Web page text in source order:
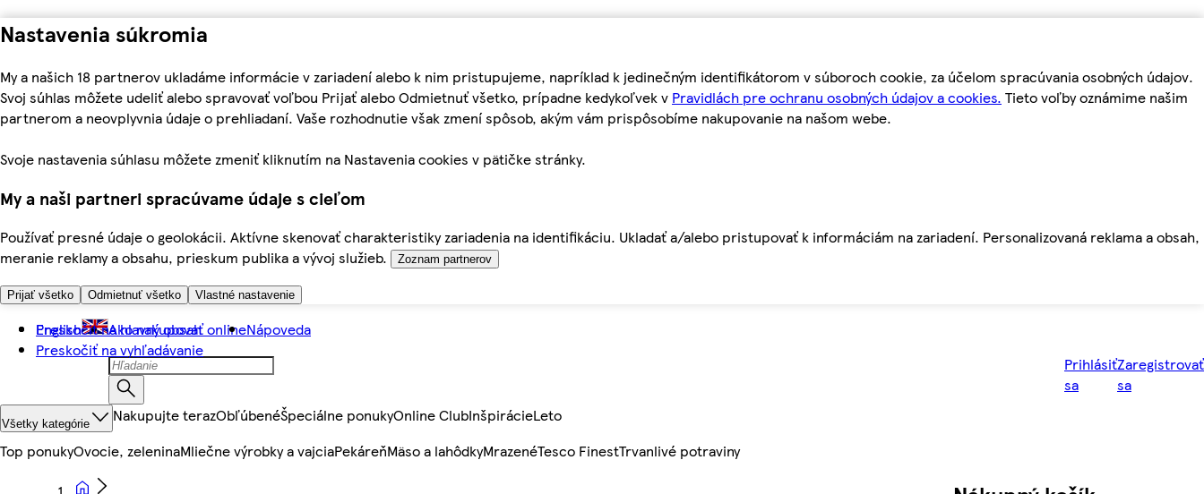
Nastavenia súkromia
My a našich 18 partnerov ukladáme informácie v zariadení alebo k nim pristupujeme, napríklad k jedinečným identifikátorom v súboroch cookie, za účelom spracúvania osobných údajov.
Svoj súhlas môžete udeliť alebo spravovať voľbou Prijať alebo Odmietnuť všetko, prípadne kedykoľvek v Pravidlách pre ochranu osobných údajov a cookies. Tieto voľby oznámime našim
partnerom a neovplyvnia údaje o prehliadaní. Vaše rozhodnutie však zmení spôsob, akým vám prispôsobíme nakupovanie na našom webe.
Svoje nastavenia súhlasu môžete zmeniť kliknutím na Nastavenia cookies v pätičke stránky.
My a naši partneri spracúvame údaje s cieľom
Používať presné údaje o geolokácii. Aktívne skenovať charakteristiky zariadenia na identifikáciu. Ukladať a/alebo pristupovať k informáciám na zariadení. Personalizovaná reklama a obsah,
meranie reklamy a obsahu, prieskum publika a vývoj služieb.
Zoznam partnerov
Prijať všetko Odmietnuť všetko Vlastné nastavenie
Preskočiť na hlavný obsah
Preskočiť na vyhľadávanie
English Ako nakupovať onlineNápoveda
Prihlásiť
sa
Zaregistrovať
sa
Všetky kategórie Nakupujte terazObľúbenéŠpeciálne ponukyOnline ClubInšpirácieLeto
Top ponukyOvocie, zeleninaMliečne výrobky a vajciaPekáreňMäso a lahôdkyMrazenéTesco FinestTrvanlivé potraviny